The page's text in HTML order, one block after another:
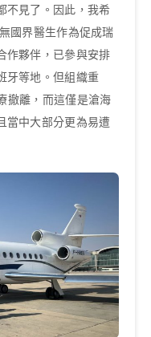
不見了。因此，我希
國界醫生作為促成瑞
作夥伴，已參與安排
牙等地。但組織重
撤離，而這僅是滄海
當中大部分更為易遭